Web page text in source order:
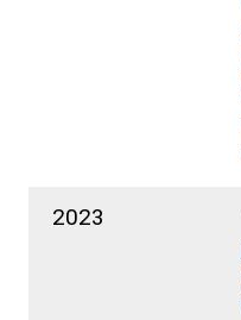
2023